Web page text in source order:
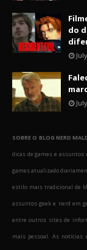
do
SOBRE O BLOG NERD
dicas de games e assuntos
games atualizado
estilo mais tradicional de
assuntos geek e nerd em
entre outros sites de
mais pessoal. As notícias